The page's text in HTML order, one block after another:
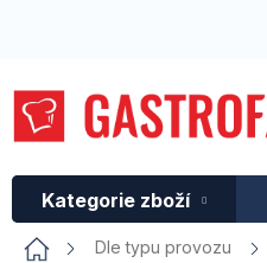
Kategorie zboží
Domů Dle typu provozu